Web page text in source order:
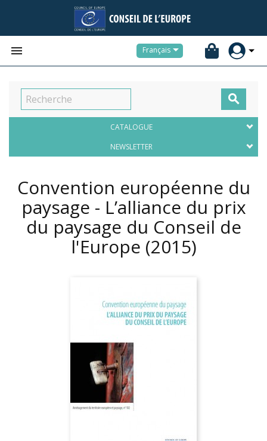
 Français

CATALOGUE
NEWSLETTER
Convention européenne du
paysage - L’alliance du prix
du paysage du Conseil de
l'Europe (2015)